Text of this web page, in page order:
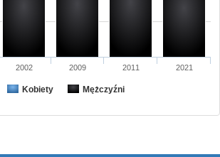
Kobiety Mężczyźni
2002 2009 2011 2021